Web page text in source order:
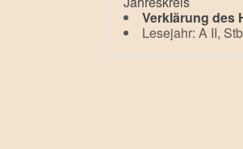
Verklärung des
Lesejahr: A II,